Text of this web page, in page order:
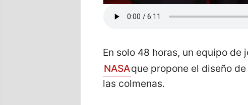
En solo 48 horas, un equipo de
NASAque propone el diseño
las colmenas.